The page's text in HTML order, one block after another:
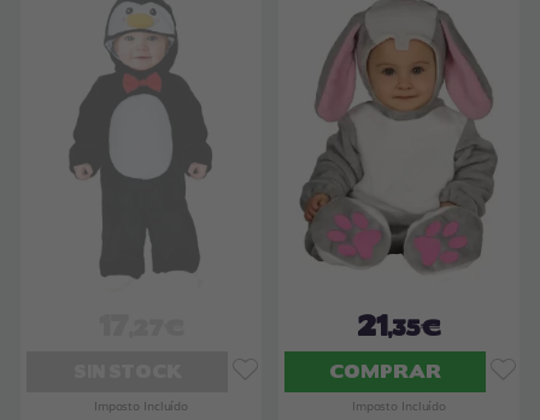
Imposto Incluído
21,35€
COMPRAR
Imposto Incluído